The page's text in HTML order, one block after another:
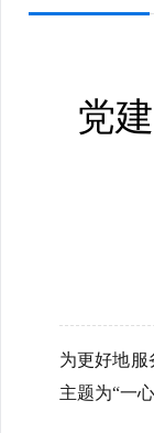
党
为更好地服
主题为“一